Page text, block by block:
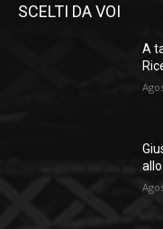
SCELTI DA VOI
A